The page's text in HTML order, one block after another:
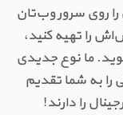
روی سرور وب‌تان
را تهیه کنید،
ما نوع جدیدی
را به شما تقدیم
را دارند!